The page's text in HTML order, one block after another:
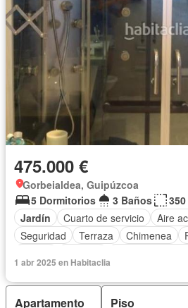
475.000 €
Gorbeialdea, Guipúzcoa
5 Dormitorios
3 Baños
350
Jardín
Cuarto de servicio
Aire
Seguridad
Terraza Chimenea
Completamente amueblado
1 abr 2025 en Habitaclia
Apartamento Piso